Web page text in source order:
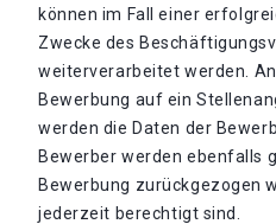
können im Fall einer
Zwecke des
weiterverarbeitet werden.
Bewerbung auf ein
werden die Daten der
Bewerber werden ebenfalls
Bewerbung zurückgezogen
jederzeit berechtigt sind.